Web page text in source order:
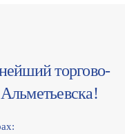
торгово-